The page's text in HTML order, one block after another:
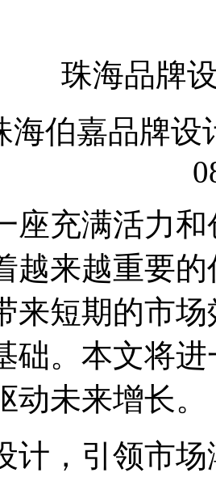
珠海品牌
海伯嘉品牌设
座充满活力
越来越重要
来短期的市
础。本文将
动未来增长。
计，引领市场